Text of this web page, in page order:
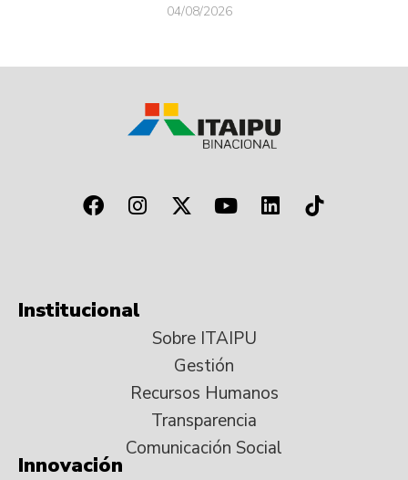
04/08/2026
Institucional
Sobre ITAIPU
Gestión
Recursos Humanos
Transparencia
Comunicación Social
Innovación